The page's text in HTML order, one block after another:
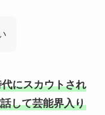
にスカウトされ
して芸能界入り